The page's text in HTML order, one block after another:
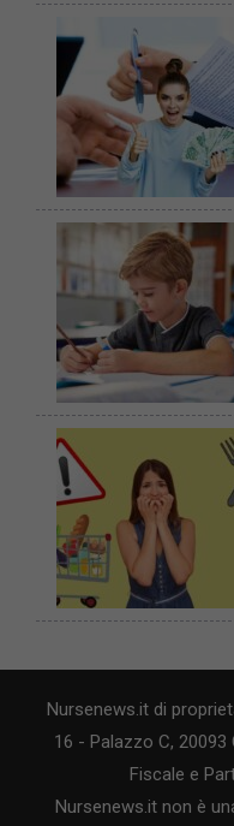
Nursenews.it di
16 - Palazzo C,
Fiscale e
Nursenews.it non è